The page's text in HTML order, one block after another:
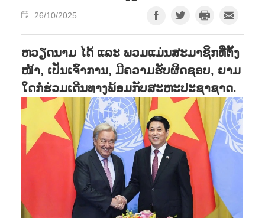
26/10/2025
ຫວຽດນາມ ໄດ້ ແລະ ພວມແມ່ນສະມາຊິກທີ່ຕັ້ງ
ໜ້າ, ເປັນເຈົ້າການ, ມີຄວາມຮັບຜິດຊອບ, ຍາມ
ໃດກໍ່ຮ່ວມເດີນທາງພ້ອມກັບສະຫະປະຊາຊາດ.